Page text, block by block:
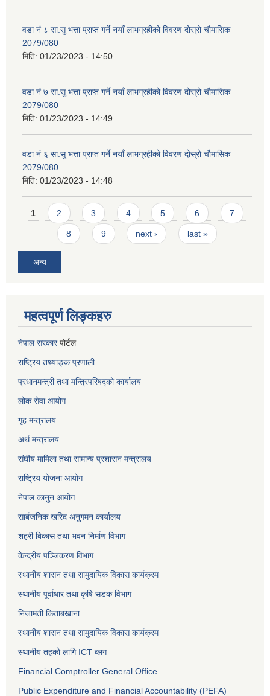
वडा नं ८ सा.सु भत्ता प्राप्त गर्ने नयाँ लाभग्रहीको विवरण दोस्रो चौमासिक
2079/080
मिति: 01/23/2023 - 14:50
वडा नं ७ सा.सु भत्ता प्राप्त गर्ने नयाँ लाभग्रहीको विवरण दोस्रो चौमासिक
2079/080
मिति: 01/23/2023 - 14:49
वडा नं ६ सा.सु भत्ता प्राप्त गर्ने नयाँ लाभग्रहीको विवरण दोस्रो चौमासिक
2079/080
मिति: 01/23/2023 - 14:48
Pages
1 2 3 4 5 6 7
8 9 next › last »
अन्य
महत्वपूर्ण लिङ्कहरु
नेपाल सरकारपोर्टल
राष्ट्रिय तथ्याङ्क प्रणाली
प्रधानमन्त्री तथा मन्त्रिपरिषद्को कार्यालय
लोक सेवाआयोग
गृह मन्त्रालय
अर्थ मन्त्रालय
संघीय मामिला तथा सामान्य प्रशासन मन्त्रालय
राष्ट्रिय योजना आयोग
नेपाल कानुन आयोग
सार्बजनिक खरिद अनुगमन कार्यालय
शहरी बिकास तथा भवन निर्माण विभाग
केन्द्रीय पञ्जिकरण विभाग
स्थानीय शासन तथा सामुदायिक विकास कार्यक्रम
स्थानीय पूर्वाधार तथा कृषि सडक विभाग
निजामती किताबखाना
स्थानीय शासन तथा सामुदायिक विकास कार्यक्रम
स्थानीय तहको लागि ICT ब्लग
Financial Comptroller General Office
Public Expenditure and Financial Accountability (PEFA)